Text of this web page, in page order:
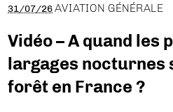
31/07/26 AVIATION GÉNÉRALE
Vidéo – A quand les
largages nocturnes
forêt en France ?